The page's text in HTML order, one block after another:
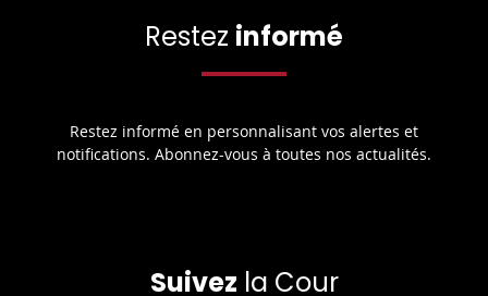
Restez informé
Restez informé en personnalisant vos alertes et
notifications. Abonnez-vous à toutes nos actualités.
Suivez la Cour